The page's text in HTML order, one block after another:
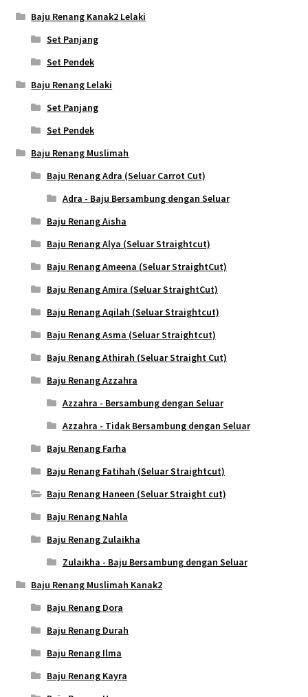
Baju Renang Kanak2 Lelaki
Set Panjang
Set Pendek
Baju Renang Lelaki
Set Panjang
Set Pendek
Baju Renang Muslimah
Baju Renang Adra (Seluar Carrot Cut)
Adra - Baju Bersambung dengan Seluar
Baju Renang Aisha
Baju Renang Alya (Seluar Straightcut)
Baju Renang Ameena (Seluar StraightCut)
Baju Renang Amira (Seluar StraightCut)
Baju Renang Aqilah (Seluar Straightcut)
Baju Renang Asma (Seluar Straightcut)
Baju Renang Athirah (Seluar Straight Cut)
Baju Renang Azzahra
Azzahra - Bersambung dengan Seluar
Azzahra - Tidak Bersambung dengan Seluar
Baju Renang Farha
Baju Renang Fatihah (Seluar Straightcut)
Baju Renang Haneen (Seluar Straight cut)
Baju Renang Nahla
Baju Renang Zulaikha
Zulaikha - Baju Bersambung dengan Seluar
Baju Renang Muslimah Kanak2
Baju Renang Dora
Baju Renang Durah
Baju Renang Ilma
Baju Renang Kayra